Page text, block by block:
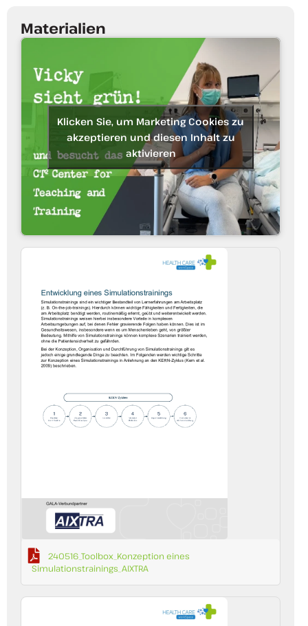
Materialien
Klicken Sie, um Marketing Cookies zu
akzeptieren und diesen Inhalt zu
aktivieren
240516_Toolbox_Konzeption eines
Simulationstrainings_AIXTRA